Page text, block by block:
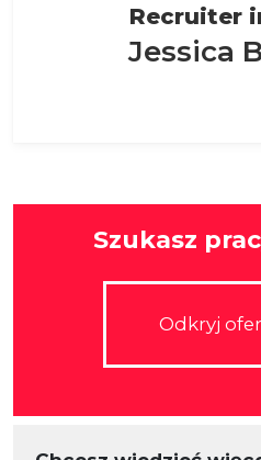
Recruiter
Jessica
Szukasz
Odkryj